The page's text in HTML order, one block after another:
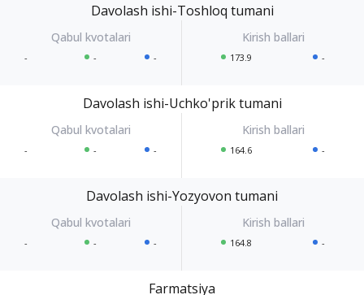
Davolash ishi-Toshloq tumani
- - - 173.9 -
Davolash ishi-Uchko'prik tumani
- - - 164.6 -
Davolash ishi-Yozyovon tumani
- - - 164.8 -
Farmatsiya